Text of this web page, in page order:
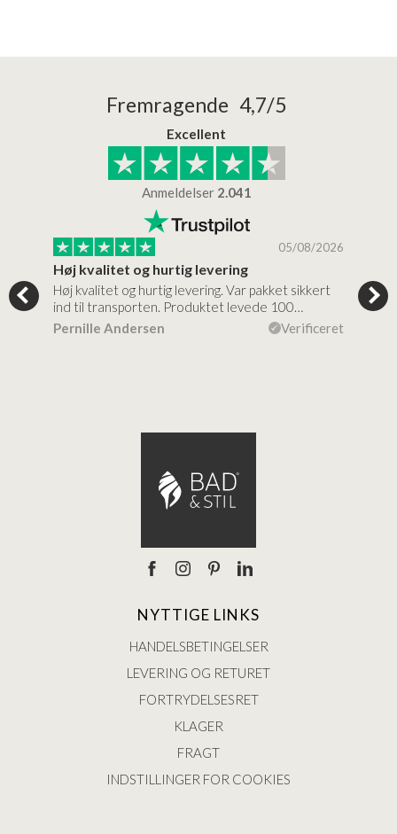
Fremragende 4,7/5
Excellent
Anmeldelser 2.041
05/08/2026
Høj kvalitet og hurtig levering
Høj kvalitet og hurtig levering. Var pakket sikkert
ind til transporten. Produktet levede 100…
Pernille Andersen
Verificeret
NYTTIGE LINKS
HANDELSBETINGELSER
LEVERING OG RETURET
FORTRYDELSESRET
KLAGER
FRAGT
INDSTILLINGER FOR COOKIES